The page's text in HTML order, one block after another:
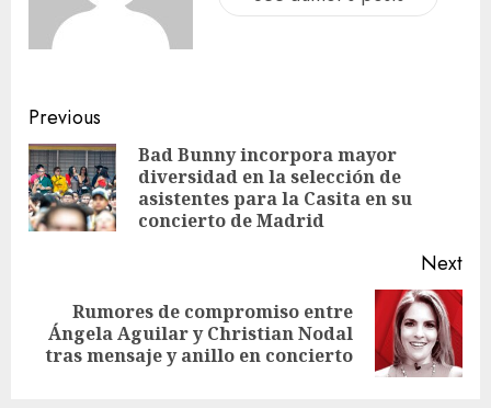
Previous
Bad Bunny incorpora mayor
diversidad en la selección de
asistentes para la Casita en su
concierto de Madrid
Next
Rumores de compromiso entre
Ángela Aguilar y Christian Nodal
tras mensaje y anillo en concierto